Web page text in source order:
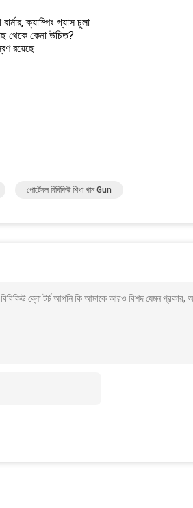
ক্যাম্পিং গ্যাস চুলা
থেকে কেনা উচিত?
রয়েছে
পোর্টেবল বিবিকিউ শিখা গান Gun
ব্লো টর্চ আপনি কি আমাকে আরও বিশদ যেমন প্রকার,